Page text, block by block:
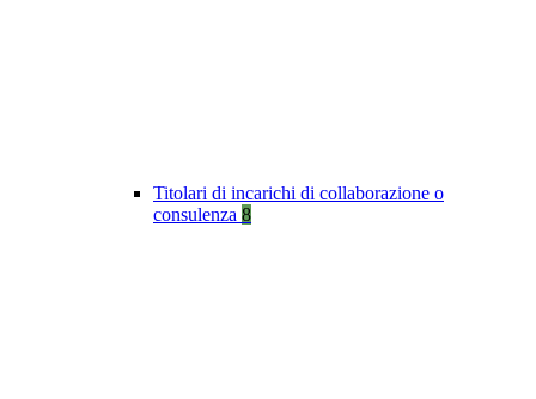
Titolari di incarichi di collaborazione o
consulenza 8